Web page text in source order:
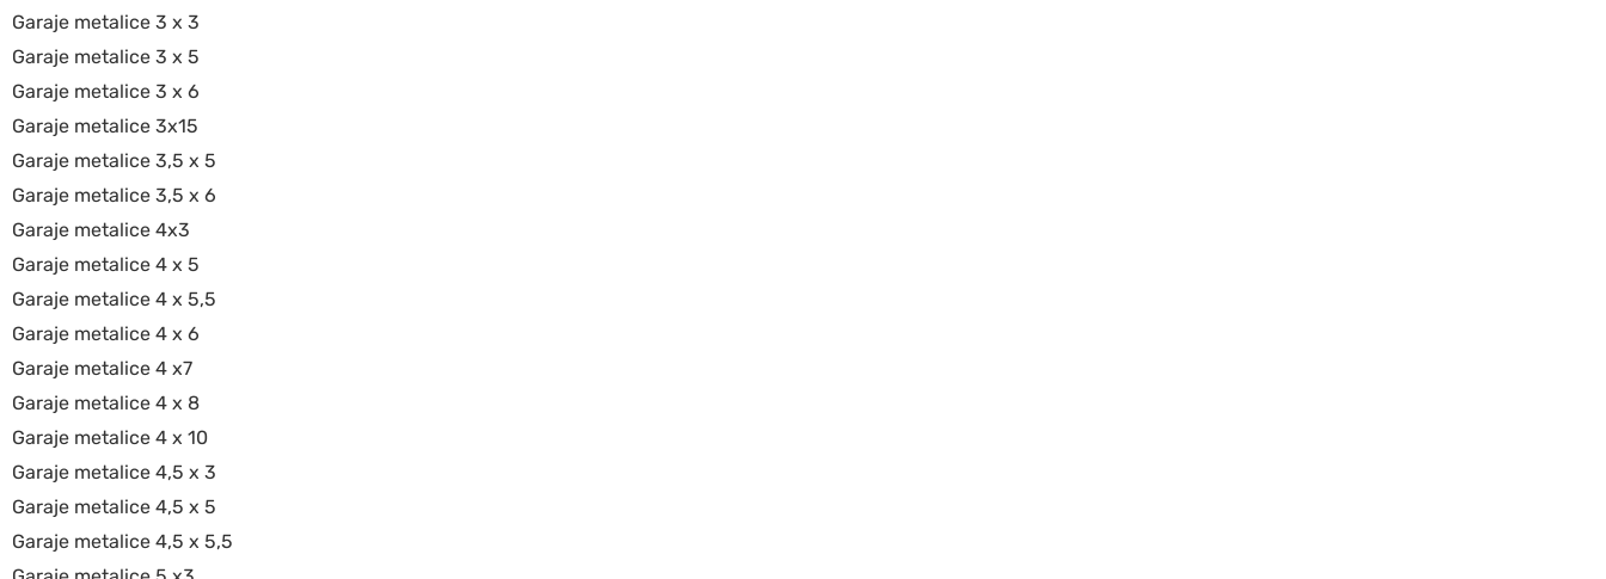
Garaje metalice 3 x 3
Garaje metalice 3 x 5
Garaje metalice 3 x 6
Garaje metalice 3x15
Garaje metalice 3,5 x 5
Garaje metalice 3,5 x 6
Garaje metalice 4x3
Garaje metalice 4 x 5
Garaje metalice 4 x 5,5
Garaje metalice 4 x 6
Garaje metalice 4 x7
Garaje metalice 4 x 8
Garaje metalice 4 x 10
Garaje metalice 4,5 x 3
Garaje metalice 4,5 x 5
Garaje metalice 4,5 x 5,5